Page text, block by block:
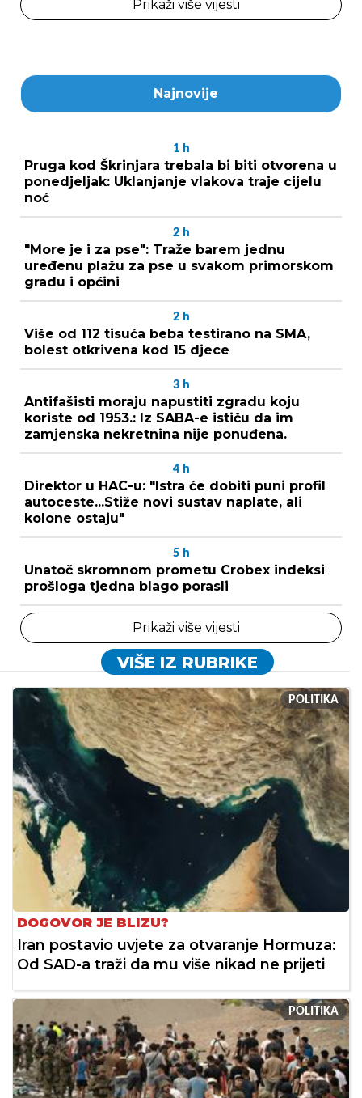
Prikaži više vijesti
Najnovije
1 h
Pruga kod Škrinjara trebala bi biti otvorena u
ponedjeljak: Uklanjanje vlakova traje cijelu
noć
2 h
"More je i za pse": Traže barem jednu
uređenu plažu za pse u svakom primorskom
gradu i općini
2 h
Više od 112 tisuća beba testirano na SMA,
bolest otkrivena kod 15 djece
3 h
Antifašisti moraju napustiti zgradu koju
koriste od 1953.: Iz SABA-e ističu da im
zamjenska nekretnina nije ponuđena.
4 h
Direktor u HAC-u: "Istra će dobiti puni profil
autoceste...Stiže novi sustav naplate, ali
kolone ostaju"
5 h
Unatoč skromnom prometu Crobex indeksi
prošloga tjedna blago porasli
Prikaži više vijesti
VIŠE IZ RUBRIKE
POLITIKA
DOGOVOR JE BLIZU?
Iran postavio uvjete za otvaranje Hormuza:
Od SAD-a traži da mu više nikad ne prijeti
POLITIKA